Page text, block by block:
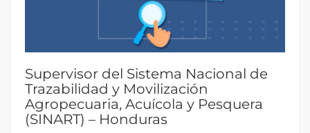
Supervisor del Sistema Nacional de
Trazabilidad y Movilización
Agropecuaria, Acuícola y Pesquera
(SINART) – Honduras